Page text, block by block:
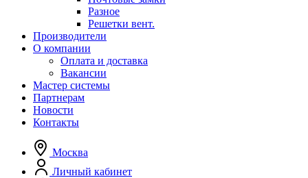
Разное
Решетки вент.
Производители
О компании
Оплата и доставка
Вакансии
Мастер системы
Партнерам
Новости
Контакты
Москва
Личный кабинет